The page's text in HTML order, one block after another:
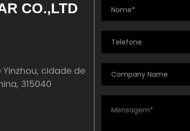
CO.,LTD
Yinzhou, cidade de
315040